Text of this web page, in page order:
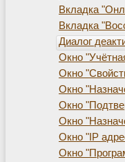
Вкладка
Вкладка
Диалог
Окно
Окно
Окно
Окно
Окно
Окно "IP
Окно